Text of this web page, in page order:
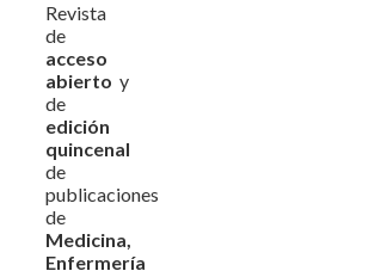
Revista
de
acceso
abierto y
de
edición
quincenal
de
publicaciones
de
Medicina,
Enfermería